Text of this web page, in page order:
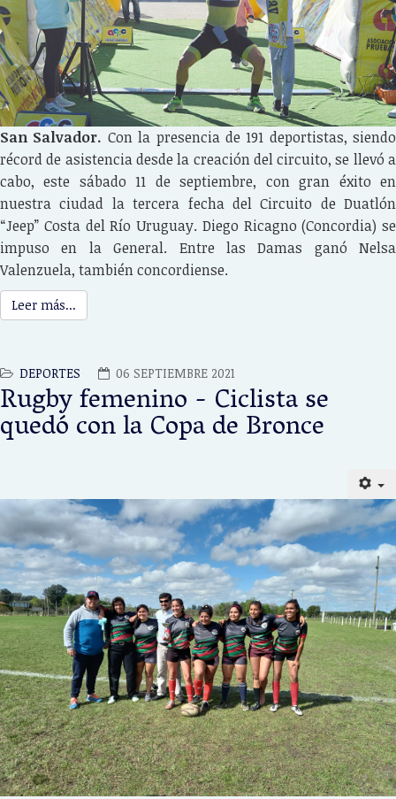
San Salvador. Con la presencia de 191 deportistas, siendo
récord de asistencia desde la creación del circuito, se llevó a
cabo, este sábado 11 de septiembre, con gran éxito en
nuestra ciudad la tercera fecha del Circuito de Duatlón
“Jeep” Costa del Río Uruguay. Diego Ricagno (Concordia) se
impuso en la General. Entre las Damas ganó Nelsa
Valenzuela, también concordiense.
Leer más...
DEPORTES 06 SEPTIEMBRE 2021
Rugby femenino - Ciclista se
quedó con la Copa de Bronce